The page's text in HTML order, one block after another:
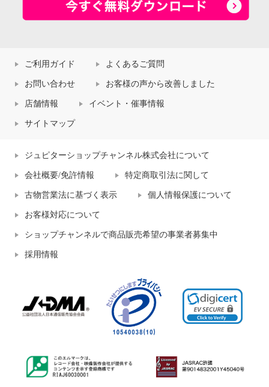
ご利用ガイド よくあるご質問
お問い合わせ お客様の声から改善しました
店舗情報 イベント・催事情報
サイトマップ
ジュピターショップチャンネル株式会社について
会社概要/免許情報 特定商取引法に関して
古物営業法に基づく表示 個人情報保護について
お客様対応について
ショップチャンネルで商品販売希望の事業者募集中
採用情報